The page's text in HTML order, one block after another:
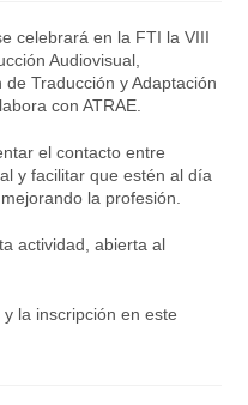
celebrará en la FTI la VIII
Audiovisual,
Traducción y Adaptación
con ATRAE.
el contacto entre
y facilitar que estén al día
la profesión.
actividad, abierta al
la inscripción en este